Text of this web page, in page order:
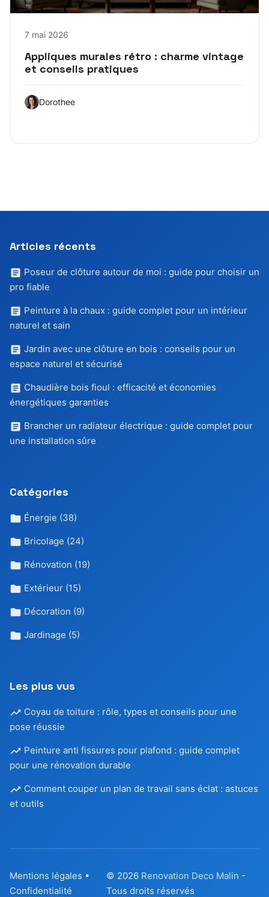
7 mai 2026
Appliques murales rétro : charme vintage
et conseils pratiques
Dorothee
Articles récents
Poseur de clôture autour de moi : guide pour choisir un
pro fiable
Peinture à la chaux : guide complet pour un intérieur
naturel et sain
Jardin avec une clôture en bois : conseils pour un
espace naturel et sécurisé
Chaudière bois fioul : efficacité et économies
énergétiques garanties
Brancher un radiateur électrique : guide complet pour
une installation sûre
Catégories
Énergie (38)
Bricolage (24)
Rénovation (19)
Extérieur (15)
Décoration (9)
Jardinage (5)
Les plus vus
Coyau de toiture : rôle, types et conseils pour une
pose réussie
Peinture anti fissures pour plafond : guide complet
pour une rénovation durable
Comment couper un plan de travail sans éclat : astuces
et outils
Mentions légales •
Confidentialité
© 2026 Renovation Deco Malin -
Tous droits réservés